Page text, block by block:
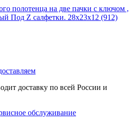
полотенца на две пачки с ключом ,
Под Z салфетки. 28х23х12 (912)
доставку по всей России и
обслуживание